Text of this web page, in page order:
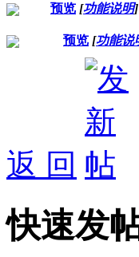
预览 [功能说明]
预览 [功能说
返 回
快速发